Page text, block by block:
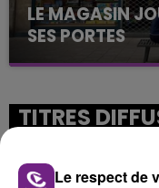
LE MAGASIN
SES PORTES
C'était l'une des
fermer ses portes.
TITRES
13h58
13h58Le respect de